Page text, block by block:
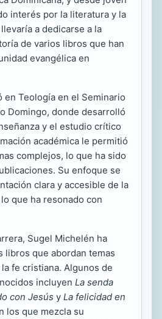
interés por la literatura y la
a dedicarse a la
de varios libros que han
evangélica en
en Teología en el Seminario
Domingo, donde desarrolló
y el estudio crítico
académica le permitió
complejos, lo que ha sido
Su enfoque se
clara y accesible de la
que ha resonado con
Sugel Michelén ha
libros que abordan temas
fe cristiana. Algunos de
incluyen La senda
con Jesús y La felicidad en
los que mezcla su